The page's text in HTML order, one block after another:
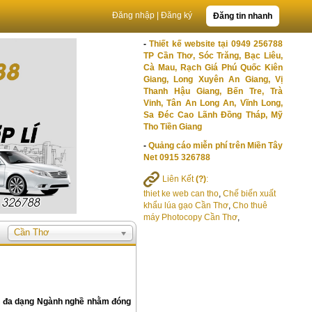
Đăng tin nhanh
Đăng nhập Đăng ký
-Thiết kế website tại 0949 256788
TP Cần Thơ, Sóc Trăng, Bạc Liêu,
Cà Mau, Rạch Giá Phú Quốc Kiên
Giang, Long Xuyên An Giang, Vị
Thanh Hậu Giang, Bến Tre, Trà
Vinh, Tân An Long An, Vĩnh Long,
Sa Đéc Cao Lãnh Đồng Tháp, Mỹ
Tho Tiền Giang
-Quảng cáo miễn phí trên Miền Tây
Net 0915 326788
Liên Kết(?):
thiet ke web can tho, Chế biến xuất
khẩu lúa gạo Cần Thơ, Cho thuê
máy Photocopy Cần Thơ,
Cần Thơ
dạng Ngành nghề nhằm đóng